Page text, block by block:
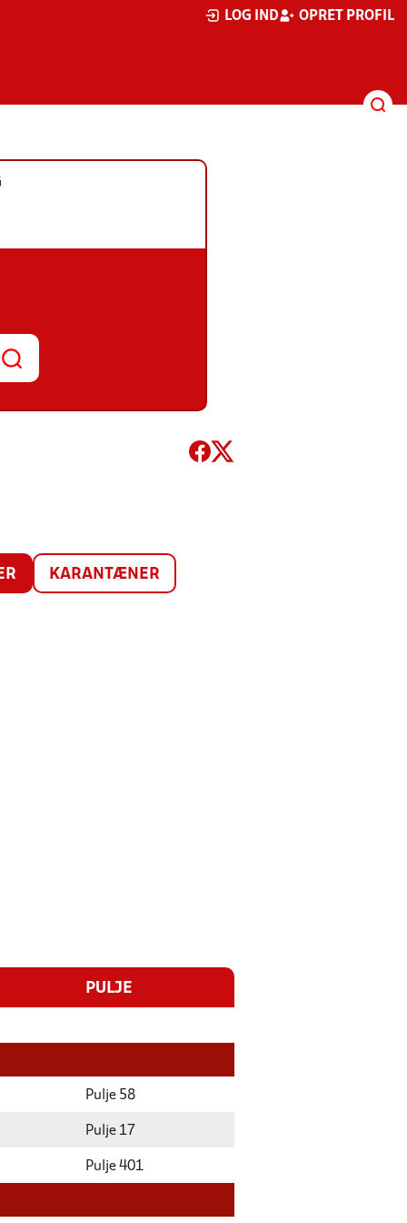
LOG IND OPRET PROFIL
KARANTÆNER
PULJE
Pulje 58
Pulje 17
Pulje 401